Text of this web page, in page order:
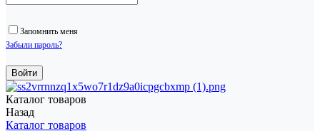
Запомнить меня
Забыли пароль?
Каталог товаров
Назад
Каталог товаров